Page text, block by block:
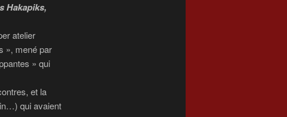
Hakapiks,
atelier
», mené par
» qui
et la
qui avaient